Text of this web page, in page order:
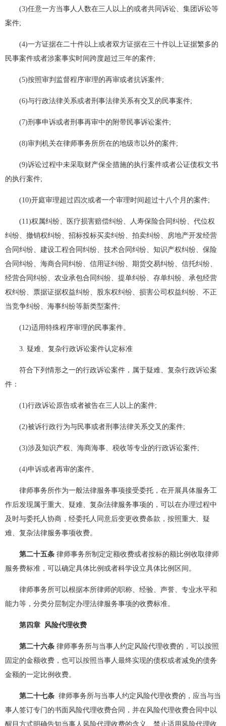
(3)任意一方当事人人数在三人以上的或者共同诉讼、集团诉讼等
案件;
(4)一方证据在二十件以上或者双方证据在三十件以上证据繁多的
民事案件或者涉案事实时间跨度超过三年的案件;
(5)按照审判监督程序审理的再审或者抗诉案件;
(6)与行政法律关系或者刑事法律关系有交叉的民事案件;
(7)刑事申诉或者刑事再审中的附带民事诉讼案件;
(8)审判机关在律师事务所所在的地级市以外的案件;
(9)诉讼过程中未采取财产保全措施的执行案件或者公证债权文书
的执行案件;
(10)开庭审理超过四次或者一个审理时间超过十八个月的案件;
(11)权属纠纷、医疗损害赔偿纠纷、人寿保险合同纠纷、代位权
纠纷、撤销权纠纷、招标投标买卖纠纷、拍卖纠纷、房地产开发经营
合同纠纷、建设工程合同纠纷、技术合同纠纷、知识产权纠纷、保险
合同纠纷、海商合同纠纷、信用证纠纷、期货交易纠纷、信托纠纷、
经营合同纠纷、农业承包合同纠纷、提单纠纷、存单纠纷、承包经营
权纠纷、票据证据权益纠纷、股东权纠纷、损害公司权益纠纷、不正
当竞争纠纷、海事纠纷等新类型案件;
(12)适用特殊程序审理的民事案件。
3. 疑难、复杂行政诉讼案件认定标准
符合下列情形之一的行政诉讼案件，属于疑难、复杂行政诉讼案
件：
(1)行政诉讼原告或者被告在三人以上的案件;
(2)被诉行政行为与民事或者刑事法律关系交叉的案件;
(3)涉及知识产权、海商海事、税收等专业的行政诉讼案件;
(4)申诉或者再审的案件。
律师事务所作为一般法律服务事项接受委托，在开展具体服务工
作后发现属于重大、疑难、复杂法律服务事项的，可以在办理过程中
及时与委托人协商，经委托人同意后变更收费条款，按照重大、疑
难、复杂法律服务事项收费。
第二十五条 律师事务所制定定额收费或者按标的额比例收取律师
服务费标准，可以确定具体比例或者科学设立具体比例区间。
律师事务所可以根据本所律师的职称、经验、声誉、专业水平和
能力等，分类分层制定办理法律服务事项的收费标准。
第四章 风险代理收费
第二十六条 律师事务所与当事人约定风险代理收费的，可以按照
固定的金额收费，也可以按照当事人最终实现的债权或者减免的债务
金额的一定比例收费。
第二十七条 律师事务所与当事人约定风险代理收费的，应当与当
事人签订专门的书面风险代理收费合同，并在风险代理收费合同中以
醒目方式明确告知当事人风险代理收费的含义、禁止适用风险代理收